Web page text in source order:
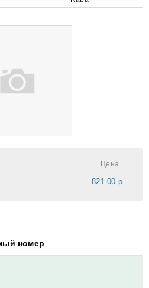
Цена
821.00 р.
номер